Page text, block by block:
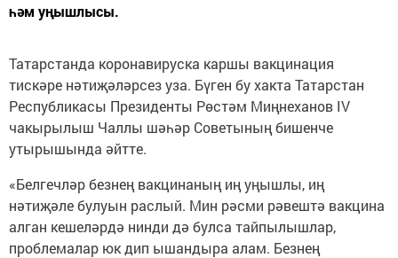
һәм уңышлысы.
Татарстанда коронавируска каршы вакцинация
тискәре нәтиҗәләрсез уза. Бүген бу хакта Татарстан
Республикасы Президенты Рөстәм Миңнеханов IV
чакырылыш Чаллы шәһәр Советының бишенче
утырышында әйтте.
«Белгечләр безнең вакцинаның иң уңышлы, иң
нәтиҗәле булуын раслый. Мин рәсми рәвештә вакцина
алган кешеләрдә нинди дә булса тайпылышлар,
проблемалар юк дип ышандыра алам. Безнең